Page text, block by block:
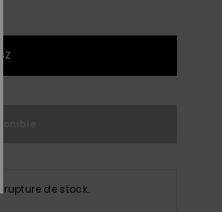
1SZ
rupture de stock.